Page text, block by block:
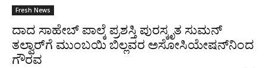
Fresh News
ದಾದ ಸಾಹೇಬ್ ಪಾಲ್ಕೆ ಪ್ರಶಸ್ತಿ ಪುರಸ್ಕೃತ ಸುಮನ್
ತಲ್ವಾರ್‌ಗೆ ಮುಂಬಯಿ ಬಿಲ್ಲವರ ಅಸೋಸಿಯೇಷನ್‌ನಿಂದ
ಗೌರವ